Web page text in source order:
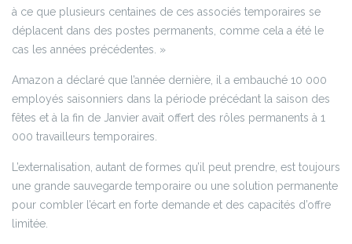
à ce que plusieurs centaines de ces associés temporaires se
déplacent dans des postes permanents, comme cela a été le
cas les années précédentes. »
Amazon a déclaré que l’année dernière, il a embauché 10 000
employés saisonniers dans la période précédant la saison des
fêtes et à la fin de Janvier avait offert des rôles permanents à 1
000 travailleurs temporaires.
L’externalisation, autant de formes qu’il peut prendre, est toujours
une grande sauvegarde temporaire ou une solution permanente
pour combler l’écart en forte demande et des capacités d’offre
limitée.